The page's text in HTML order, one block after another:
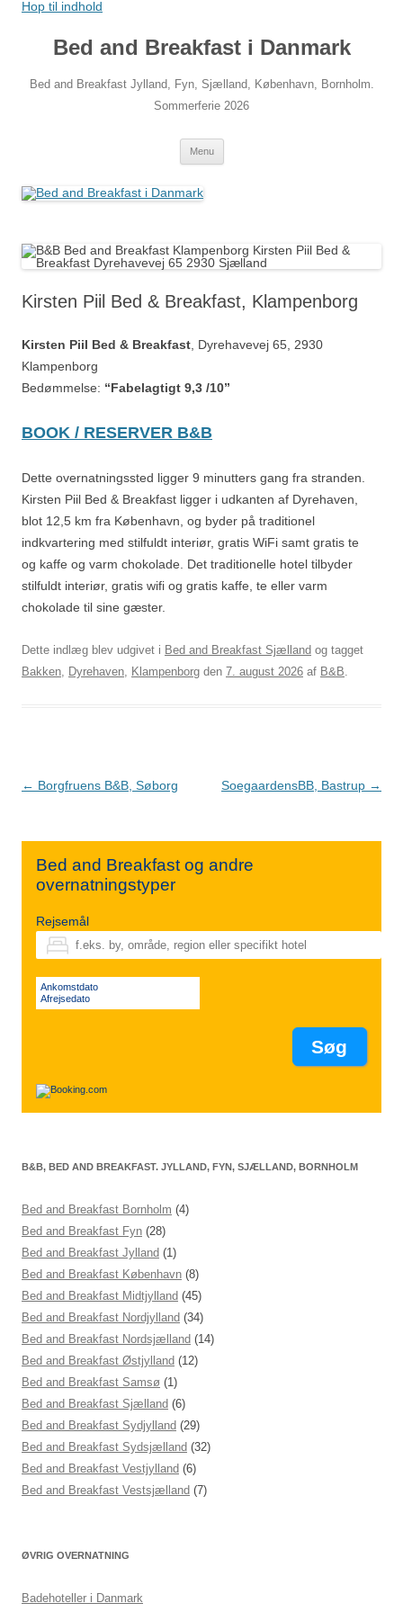
Hop til indhold
Bed and Breakfast i Danmark
Bed and Breakfast Jylland, Fyn, Sjælland, København, Bornholm.
Sommerferie 2026
Menu
Kirsten Piil Bed & Breakfast, Klampenborg
Kirsten Piil Bed & Breakfast , Dyrehavevej 65, 2930
Klampenborg
Bedømmelse: “Fabelagtigt 9,3 /10”
BOOK / RESERVER B&B
Dette overnatningssted ligger 9 minutters gang fra stranden.
Kirsten Piil Bed & Breakfast ligger i udkanten af Dyrehaven,
blot 12,5 km fra København, og byder på traditionel
indkvartering med stilfuldt interiør, gratis WiFi samt gratis te
og kaffe og varm chokolade. Det traditionelle hotel tilbyder
stilfuldt interiør, gratis wifi og gratis kaffe, te eller varm
chokolade til sine gæster.
Dette indlæg blev udgivet i Bed and Breakfast Sjælland og tagget
Bakken, Dyrehaven, Klampenborg den 7. august 2026 af B&B.
Indlægsnavigation
← Borgfruens B&B, Søborg SoegaardensBB, Bastrup →
Bed and Breakfast og andre
overnatningstyper
Rejsemål
Ankomstdato
Afrejsedato
B&B, BED AND BREAKFAST. JYLLAND, FYN, SJÆLLAND, BORNHOLM
Bed and Breakfast Bornholm (4)
Bed and Breakfast Fyn (28)
Bed and Breakfast Jylland (1)
Bed and Breakfast København (8)
Bed and Breakfast Midtjylland (45)
Bed and Breakfast Nordjylland (34)
Bed and Breakfast Nordsjælland (14)
Bed and Breakfast Østjylland (12)
Bed and Breakfast Samsø (1)
Bed and Breakfast Sjælland (6)
Bed and Breakfast Sydjylland (29)
Bed and Breakfast Sydsjælland (32)
Bed and Breakfast Vestjylland (6)
Bed and Breakfast Vestsjælland (7)
ØVRIG OVERNATNING
Badehoteller i Danmark